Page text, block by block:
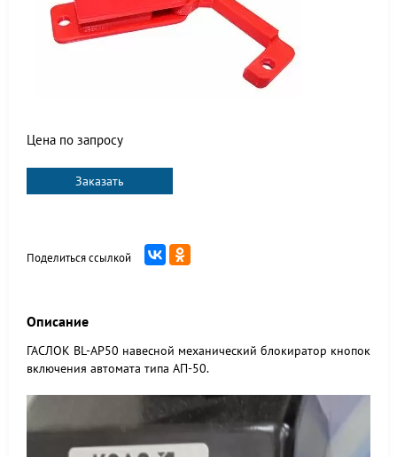
Цена по запросу
Заказать
Поделиться ссылкой
Описание
ГАСЛОК BL-AP50 навесной механический блокиратор кнопок
включения автомата типа АП-50.